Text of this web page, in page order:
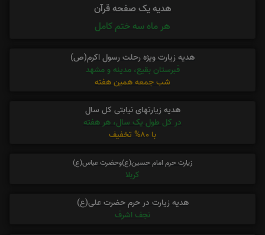
هدیه یک صفحه قرآن
هر ماه سه ختم کامل
هدیه زیارت ویژه رحلت رسول اکرم(ص)
قبرستان بقیع، مدینه و مشهد
شب جمعه همین هفته
هدیه زیارتهای نیابتی کل سال
در کل طول یک سال، هر هفته
با 80% تخفیف
زیارت حرم امام حسین(ع)وحضرت عباس(ع)
کربلا
هدیه زیارت در حرم حضرت علی(ع)
نجف اشرف